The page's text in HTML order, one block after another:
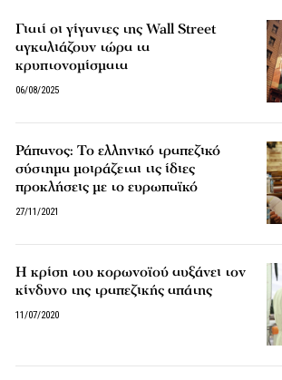
Γιατί οι γίγαντες της Wall Street
αγκαλιάζουν τώρα τα
κρυπτονομίσματα
06/08/2025
Ράπανος: Το ελληνικό τραπεζικό
σύστημα μοιράζεται τις ίδιες
προκλήσεις με το ευρωπαϊκό
27/11/2021
Η κρίση του κορωνοϊού αυξάνει τον
κίνδυνο της τραπεζικής απάτης
11/07/2020